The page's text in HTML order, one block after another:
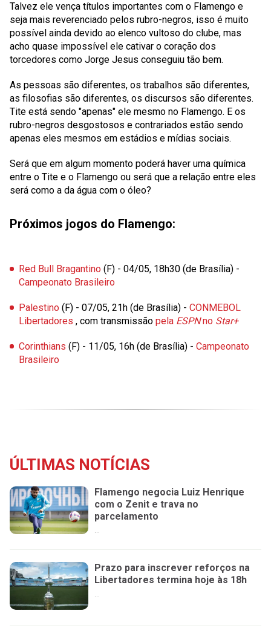
Talvez ele vença títulos importantes com o Flamengo e
seja mais reverenciado pelos rubro-negros, isso é muito
possível ainda devido ao elenco vultoso do clube, mas
acho quase impossível ele cativar o coração dos
torcedores como Jorge Jesus conseguiu tão bem.
As pessoas são diferentes, os trabalhos são diferentes,
as filosofias são diferentes, os discursos são diferentes.
Tite está sendo "apenas" ele mesmo no Flamengo. E os
rubro-negros desgostosos e contrariados estão sendo
apenas eles mesmos em estádios e mídias sociais.
Será que em algum momento poderá haver uma química
entre o Tite e o Flamengo ou será que a relação entre eles
será como a da água com o óleo?
Próximos jogos do Flamengo:
Red Bull Bragantino (F) - 04/05, 18h30 (de Brasília) -
Campeonato Brasileiro
Palestino (F) - 07/05, 21h (de Brasília) - CONMEBOL
Libertadores , com transmissão pela ESPNno Star+
Corinthians (F) - 11/05, 16h (de Brasília) - Campeonato
Brasileiro
ÚLTIMAS NOTÍCIAS
Flamengo negocia Luiz Henrique
com o Zenit e trava no
parcelamento
...
Prazo para inscrever reforços na
Libertadores termina hoje às 18h
...